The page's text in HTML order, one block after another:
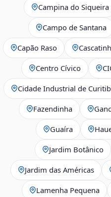
Campina do Siqueira
Campo de Santana
Capão Raso
Centro Cívico
Cidade Industrial de
Fazendinha
Guaíra
Jardim Botânico
Jardim das Américas
Lamenha Pequena